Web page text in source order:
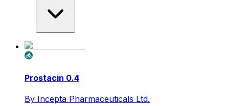
Prostacin 0.4
By Incepta Pharmaceuticals Ltd.